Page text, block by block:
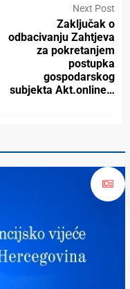
Next Post
Zaključak o
odbacivanju Zahtjeva
za pokretanjem
postupka
gospodarskog
subjekta Akt.online…